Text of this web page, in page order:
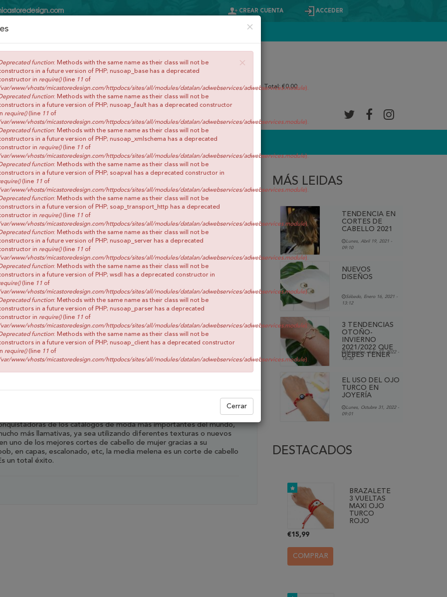
CREAR CUENTA ACCEDER
Buscar
0Artículos Total: €0,00
DE CABELLO 2021
han siendo tendencia durante muchos años y 2021 no es la
de los catálogos de moda más importantes del mundo,
más llamativas, ya sea utilizando diferentes texturas o nuevos
uno de los mejores cortes de cabello de mujer gracias a su
en capas, escalonado, etc, la media melena es un corte de cabello
un total éxito.
MÁS LEIDAS
TENDENCIA EN
CORTES DE
CABELLO 2021
Lunes, Abril 19, 2021 -
09:10
NUEVOS
DISEÑOS
Sábado, Enero 16, 2021 -
13:12
3 TENDENCIAS
OTOÑO-
INVIERNO
2021/2022 QUE
DEBES TENER
Miércoles, Julio 27, 2022 -
18:30
EL USO DEL OJO
TURCO EN
JOYERÍA
Lunes, Octubre 31, 2022 -
09:01
DESTACADOS
BRAZALETE
3 VUELTAS
MAXI OJO
TURCO
ROJO
€15,99
COMPRAR
×
×
function: Methods with the same name as their class will not be
in a future version of PHP; nusoap_base has a deprecated
in require()(line 11 of
www/vhosts/micastoredesign.com/httpdocs/sites/all/modules/datalan/adwebservices/adwebservices.module).
function: Methods with the same name as their class will not be
in a future version of PHP; nusoap_fault has a deprecated constructor
require()(line 11 of
www/vhosts/micastoredesign.com/httpdocs/sites/all/modules/datalan/adwebservices/adwebservices.module).
function: Methods with the same name as their class will not be
in a future version of PHP; nusoap_xmlschema has a deprecated
in require()(line 11 of
www/vhosts/micastoredesign.com/httpdocs/sites/all/modules/datalan/adwebservices/adwebservices.module).
function: Methods with the same name as their class will not be
in a future version of PHP; soapval has a deprecated constructor in
(line 11 of
www/vhosts/micastoredesign.com/httpdocs/sites/all/modules/datalan/adwebservices/adwebservices.module).
function: Methods with the same name as their class will not be
in a future version of PHP; soap_transport_http has a deprecated
in require()(line 11 of
www/vhosts/micastoredesign.com/httpdocs/sites/all/modules/datalan/adwebservices/adwebservices.module).
function: Methods with the same name as their class will not be
in a future version of PHP; nusoap_server has a deprecated
in require()(line 11 of
www/vhosts/micastoredesign.com/httpdocs/sites/all/modules/datalan/adwebservices/adwebservices.module).
function: Methods with the same name as their class will not be
in a future version of PHP; wsdl has a deprecated constructor in
(line 11 of
www/vhosts/micastoredesign.com/httpdocs/sites/all/modules/datalan/adwebservices/adwebservices.module).
function: Methods with the same name as their class will not be
in a future version of PHP; nusoap_parser has a deprecated
in require()(line 11 of
www/vhosts/micastoredesign.com/httpdocs/sites/all/modules/datalan/adwebservices/adwebservices.module).
function: Methods with the same name as their class will not be
in a future version of PHP; nusoap_client has a deprecated constructor
require()(line 11 of
www/vhosts/micastoredesign.com/httpdocs/sites/all/modules/datalan/adwebservices/adwebservices.module).
Cerrar